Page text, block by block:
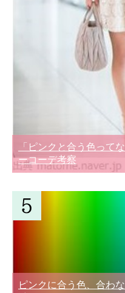
「ピンクと合う色って
ーコーデ考察
ピンクに合う色、合わ